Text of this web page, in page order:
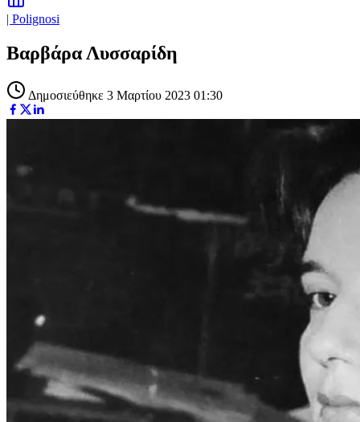
| Polignosi
Βαρβάρα Λυσσαρίδη
Δημοσιεύθηκε 3 Μαρτίου 2023 01:30